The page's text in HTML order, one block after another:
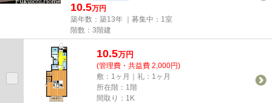
10.5万円
築年数：築13年 ｜募集中： 1室
階数：3階建
10.5万円
(管理費・共益費 2,000円)
敷：1ヶ月｜礼：1ヶ月
所在階：1階
間取り：1K